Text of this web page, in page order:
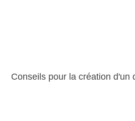
Conseils pour la création d'un